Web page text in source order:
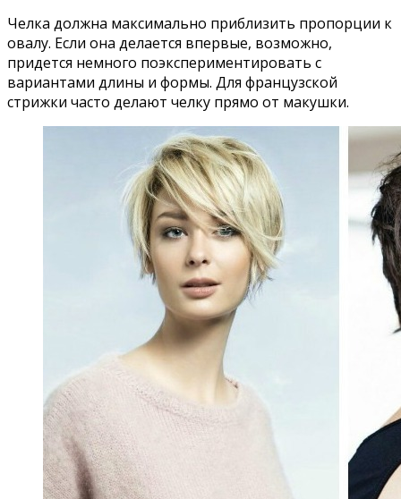
Челка должна максимально приблизить пропорции к
овалу. Если она делается впервые, возможно,
придется немного поэкспериментировать с
вариантами длины и формы. Для французской
стрижки часто делают челку прямо от макушки.